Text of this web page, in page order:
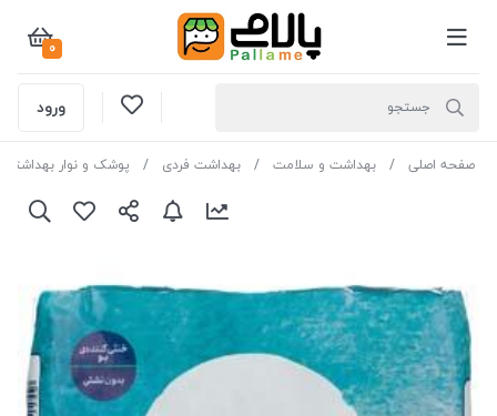
0
ورود
صفحه اصلی بهداشت و سلامت بهداشت فردی پوشک و نوار بهداشتی